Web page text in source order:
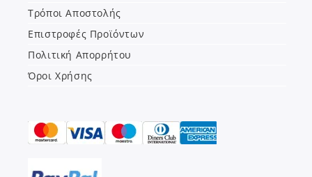
Τρόποι Αποστολής
Επιστροφές Προϊόντων
Πολιτική Απορρήτου
Όροι Χρήσης